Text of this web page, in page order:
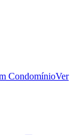
CondomínioVer